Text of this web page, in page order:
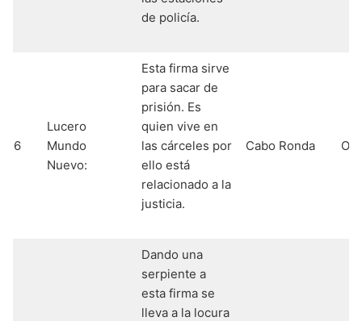
de policía.
6
Lucero
Mundo
Nuevo:
Esta firma sirve
para sacar de
prisión. Es
quien vive en
las cárceles por
ello está
relacionado a la
justicia.
Cabo Ronda
Dando una
serpiente a
esta firma se
lleva a la locura